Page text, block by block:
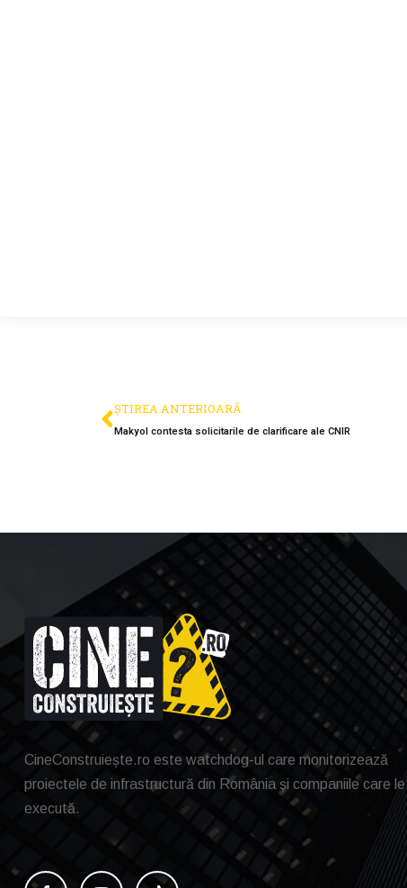
ȘTIREA ANTERIOARĂ
Makyol contesta solicitarile de clarificare ale CNIR
CineConstruiește.ro este watchdog-ul care monitorizează
proiectele de infrastructură din România și companiile care le
execută.